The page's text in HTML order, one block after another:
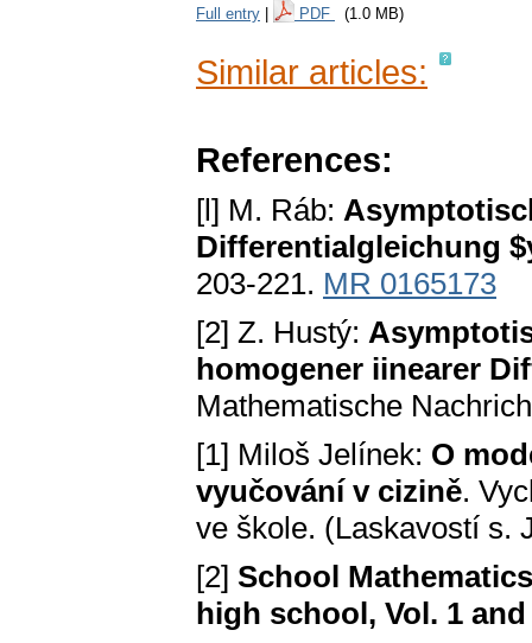
Full entry PDF (1.0 MB)
Similar articles:
References:
[l] M. Ráb:
Differentialgleichung
203-221. MR 0165173
[2] Z. Hustý:
homogener iinearer
Mathematische
[1] Miloš Jelínek: O
vyučování v cizině.
ve škole. (Laskavostí s.
[2] School
high school, Vol. 1 and